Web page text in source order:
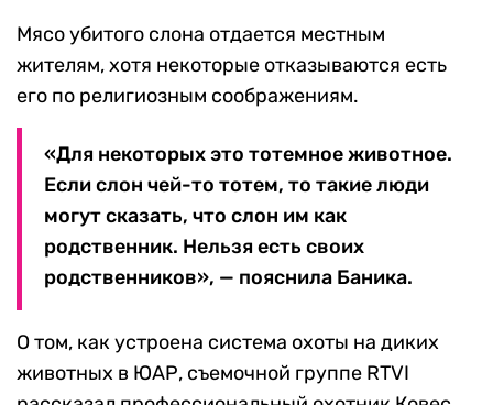
Мясо убитого слона отдается местным
жителям, хотя некоторые отказываются есть
его по религиозным соображениям.
«Для некоторых это тотемное животное.
Если слон чей-то тотем, то такие люди
могут сказать, что слон им как
родственник. Нельзя есть своих
родственников», — пояснила Баника.
О том, как устроена система охоты на диких
животных в ЮАР, съемочной группе RTVI